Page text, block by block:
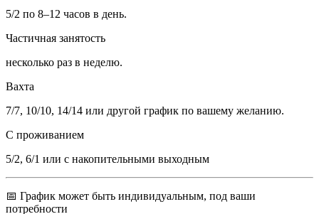
5/2 по 8–12 часов в день.
Частичная занятость
несколько раз в неделю.
Вахта
7/7, 10/10, 14/14 или другой график по вашему желанию.
С проживанием
5/2, 6/1 или с накопительными выходным
📅 График может быть индивидуальным, под ваши
потребности